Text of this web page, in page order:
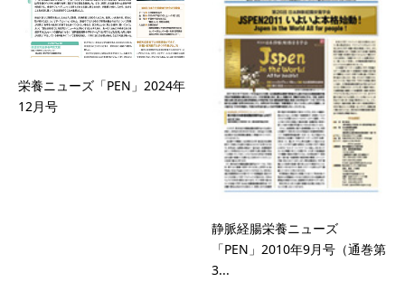
栄養ニューズ「PEN」2024年
12月号
静脈経腸栄養ニューズ
「PEN」2010年9月号（通巻第
3...